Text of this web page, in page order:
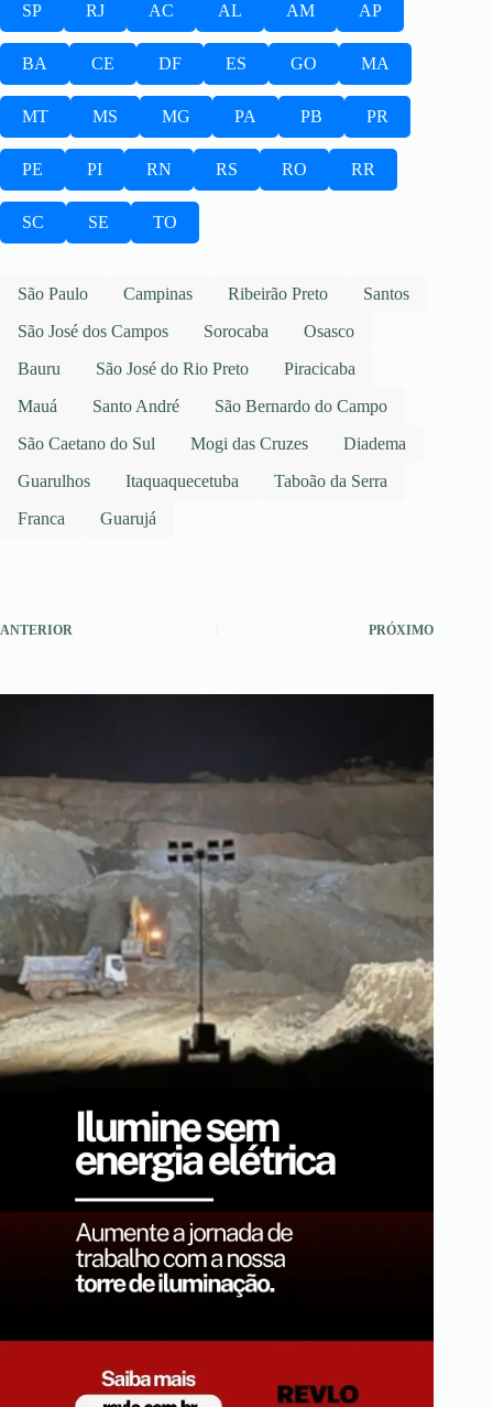
SP RJ AC AL AM AP
BA CE DF ES GO MA
MT MS MG PA PB PR
PE PI RN RS RO RR
SC SE TO
São Paulo Campinas Ribeirão Preto
Santos
São José dos Campos
Sorocaba
Osasco
Bauru
São José do Rio Preto
Piracicaba
Mauá
Santo André
São Bernardo do Campo
São Caetano do Sul
Mogi das Cruzes
Diadema
Guarulhos
Itaquaquecetuba
Taboão da Serra
Franca
Guarujá
ANTERIOR PRÓXIMO